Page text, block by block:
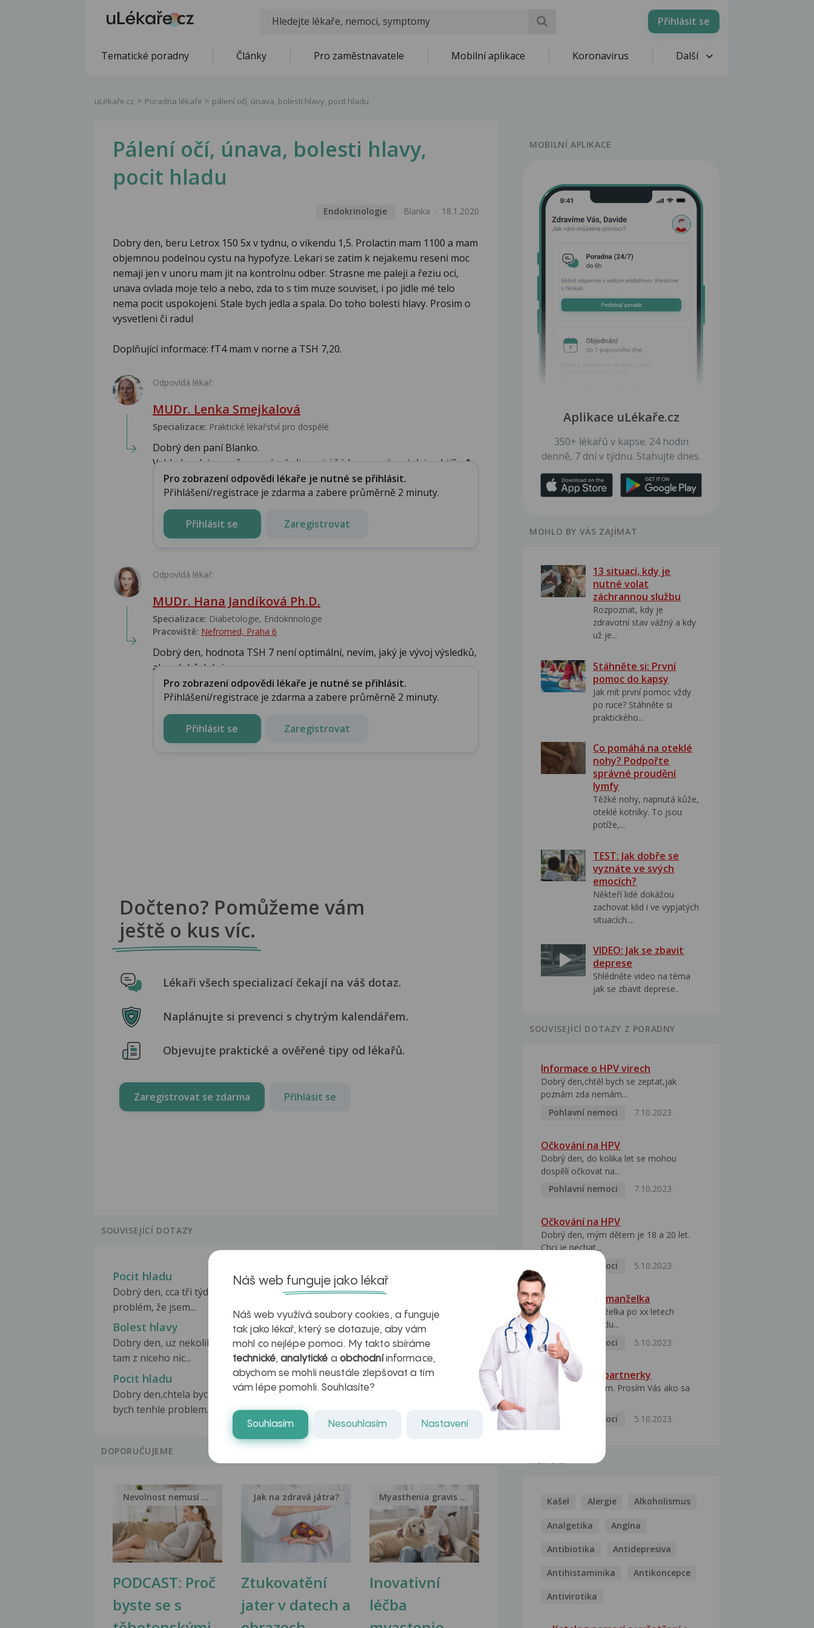
Přihlásit se
Tematické poradny Články Pro zaměstnavatele Mobilní aplikace Koronavirus Další
uLékaře.cz Poradna lékaře pálení očí, únava, bolesti hlavy, pocit hladu
Pálení očí, únava, bolesti hlavy,
pocit hladu
Endokrinologie Blanka 18.1.2020
Dobry den, beru Letrox 150 5x v tydnu, o vikendu 1,5. Prolactin mam 1100 a mam
objemnou podelnou cystu na hypofyze. Lekari se zatim k nejakemu reseni moc
nemaji jen v unoru mam jit na kontrolnu odber. Strasne me paleji a řeziu oci,
unava ovlada moje telo a nebo, zda to s tim muze souviset, i po jidle mé telo
nema pocit uspokojeni. Stale bych jedla a spala. Do toho bolesti hlavy. Prosim o
vysvetleni či radul
Doplňující informace: fT4 mam v norne a TSH 7,20.
Odpovídá lékař:
MUDr. Lenka Smejkalová
Specializace: Praktické lékařství pro dospělé
Dobrý den paní Blanko.
Vzhledem k tomu, že nemám k dispozici žádnou zprávu, tak je obtížn�...
Pro zobrazení odpovědi lékaře je nutné se přihlásit.
Přihlášení/registrace je zdarma a zabere průměrně 2 minuty.
Přihlásit se Zaregistrovat
Odpovídá lékař:
MUDr. Hana Jandíková Ph.D.
Specializace: Diabetologie, Endokrinologie‎
Pracoviště: Nefromed, Praha 6
Dobrý den, hodnota TSH 7 není optimální, nevím, jaký je vývoj výsledků,
ale v době, kdy js...
Pro zobrazení odpovědi lékaře je nutné se přihlásit.
Přihlášení/registrace je zdarma a zabere průměrně 2 minuty.
Přihlásit se Zaregistrovat
Dočteno? Pomůžeme vám
ještě o kus víc.
Lékaři všech specializací čekají na váš dotaz.
Naplánujte si prevenci s chytrým kalendářem.
Objevujte praktické a ověřené tipy od lékařů.
Zaregistrovat se zdarma Přihlásit se
SOUVISEJÍCÍ DOTAZY
Pocit hladu
Dobrý den, cca tři týdny jsem měl
problém, že jsem...
Bolest hlavy a očí
Dobrý den, mam uz pres 3 mesice
Bolest hlavy
Dobry den, uz nekolik mesicu me sem
tam z niceho nic...
Bolest hlavy, bledost, únava
dobry den potrebujem poradit mam
neustale bolesti hlavy...
Pocit hladu
Dobry den,chtela bych vedet,jestlo
bych tenhle problem...
Bolest hlavy, únava
Dobrý den, už asi tři roky (od 15 let)
mě pravidelně...
DOPORUČUJEME
PODCAST: Proč
byste se s
Nevolnost nemusí být nutnou...
Ztukovatění
jater v datech a
Jak na zdravá játra?
Inovativní
léčba
Myasthenia gravis – vše, co...
MOBILNÍ APLIKACE
Aplikace uLékaře.cz
350+ lékařů v kapse. 24 hodin
denně, 7 dní v týdnu. Stahujte dnes.
MOHLO BY VÁS ZAJÍMAT
13 situací, kdy je
nutné volat
záchrannou službu
Rozpoznat, kdy je
zdravotní stav vážný a kdy
už je...
Stáhněte si: První
pomoc do kapsy
Jak mít první pomoc vždy
po ruce? Stáhněte si
praktického...
Co pomáhá na oteklé
nohy? Podpořte
správné proudění
lymfy
Těžké nohy, napnutá kůže,
oteklé kotníky. To jsou
potíže,...
TEST: Jak dobře se
vyznáte ve svých
emocích?
Někteří lidé dokážou
zachovat klid i ve vypjatých
situacích....
VIDEO: Jak se zbavit
deprese
Shlédněte video na téma
jak se zbavit deprese..
SOUVISEJÍCÍ DOTAZY Z PORADNY
Informace o HPV virech
Dobrý den,chtěl bych se zeptat,jak
poznám zda nemám...
Pohlavní nemoci
7.10.2023
Očkování na HPV
Dobrý den, do kolika let se mohou
dospělí očkovat na...
Pohlavní nemoci
7.10.2023
Očkování na HPV
Dobrý den, mým dětem je 18 a 20 let.
Chci je nechat...
Pohlavní nemoci
5.10.2023
HPV pozitivní manželka
Dobrý den, manželka po xx letech
přivezla z Východu...
Pohlavní nemoci
5.10.2023
HPV typ 52 u partnerky
Dobrý deň prajem. Prosím Vás ako sa
Pohlavní nemoci
5.10.2023
NEMOCI
Kašel Alergie Alkoholismus
Analgetika Angína
Antibiotika Antidepresiva
Antihistaminika Antikoncepce
Antivirotika
Náš web funguje jako lékař
Náš web využívá soubory cookies, a funguje
tak jako lékař, který se dotazuje, aby vám
mohl co nejlépe pomoci. My takto sbíráme
technické,analytické a obchodníinformace,
abychom se mohli neustále zlepšovat a tím
vám lépe pomohli. Souhlasíte?
Souhlasím Nesouhlasím Nastavení